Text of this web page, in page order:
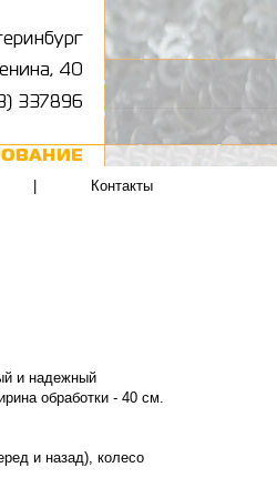
Контакты
и надежный
обработки - 40 см.
и назад), колесо